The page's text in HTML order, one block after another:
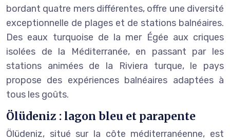
bordant quatre mers différentes, offre une diversité
exceptionnelle de plages et de stations balnéaires.
Des eaux turquoise de la mer Égée aux criques
isolées de la Méditerranée, en passant par les
stations animées de la Riviera turque, le pays
propose des expériences balnéaires adaptées à
tous les goûts.
Ölüdeniz : lagon bleu et parapente
Ölüdeniz, situé sur la côte méditerranéenne, est